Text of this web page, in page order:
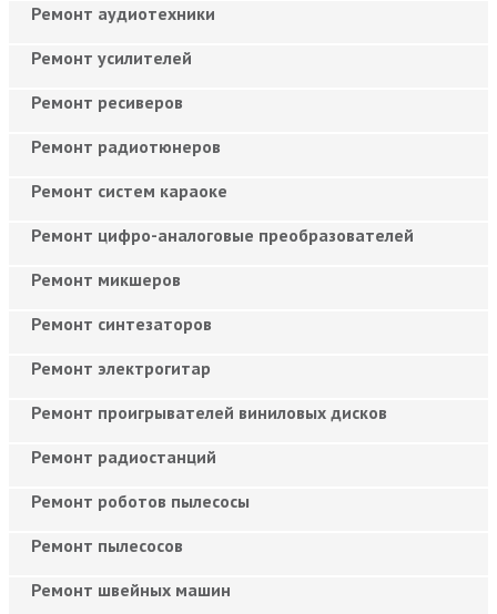
Ремонт аудиотехники
Ремонт усилителей
Ремонт ресиверов
Ремонт радиотюнеров
Ремонт систем караоке
Ремонт цифро-аналоговые преобразователей
Ремонт микшеров
Ремонт синтезаторов
Ремонт электрогитар
Ремонт проигрывателей виниловых дисков
Ремонт радиостанций
Ремонт роботов пылесосы
Ремонт пылесосов
Ремонт швейных машин